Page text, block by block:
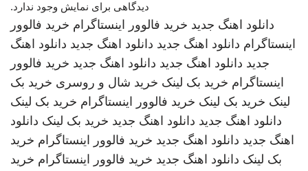
دیدگاهی برای نمایش وجود ندارد.
دانلود اهنگ جدید خرید فالوور اینستاگرام خرید فالوور
اینستاگرام دانلود اهنگ جدید دانلود اهنگ جدید دانلود اهنگ
جدید دانلود اهنگ جدید دانلود اهنگ جدید خرید فالوور
اینستاگرام خرید بک لینک خرید شال و روسری خرید بک
لینک خرید بک لینک خرید فالوور اینستاگرام خرید بک لینک
دانلود اهنگ جدید دانلود اهنگ جدید خرید بک لینک دانلود
اهنگ جدید دانلود اهنگ جدید خرید فالوور اینستاگرام خرید
بک لینک دانلود اهنگ جدید خرید فالوور اینستاگرام خرید